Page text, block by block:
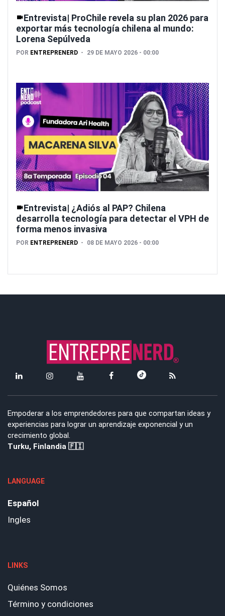
Entrevista| ProChile revela su plan 2026 para
exportar más tecnología chilena al mundo:
Lorena Sepúlveda
POR ENTREPRENERD 29 DE MAYO 2026 - 00:00
Entrevista| ¿Adiós al PAP? Chilena
desarrolla tecnología para detectar el VPH de
forma menos invasiva
POR ENTREPRENERD 08 DE MAYO 2026 - 00:00
Empoderar a los emprendedores para que compartan ideas y
experiencias para lograr un aprendizaje exponencial y un
crecimiento global.
Turku, Finlandia 🇫🇮
LANGUAGE
Español
Ingles
LINKS
Quiénes Somos
Término y condiciones